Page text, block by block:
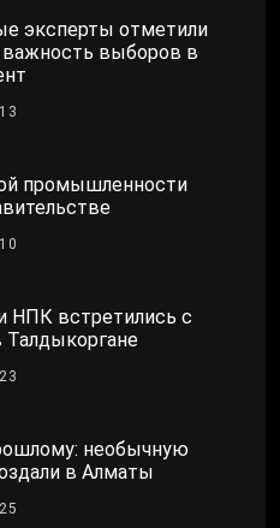
эксперты отметили
выборов в
промышленности
НПК встретились с
необычную
в Алматы